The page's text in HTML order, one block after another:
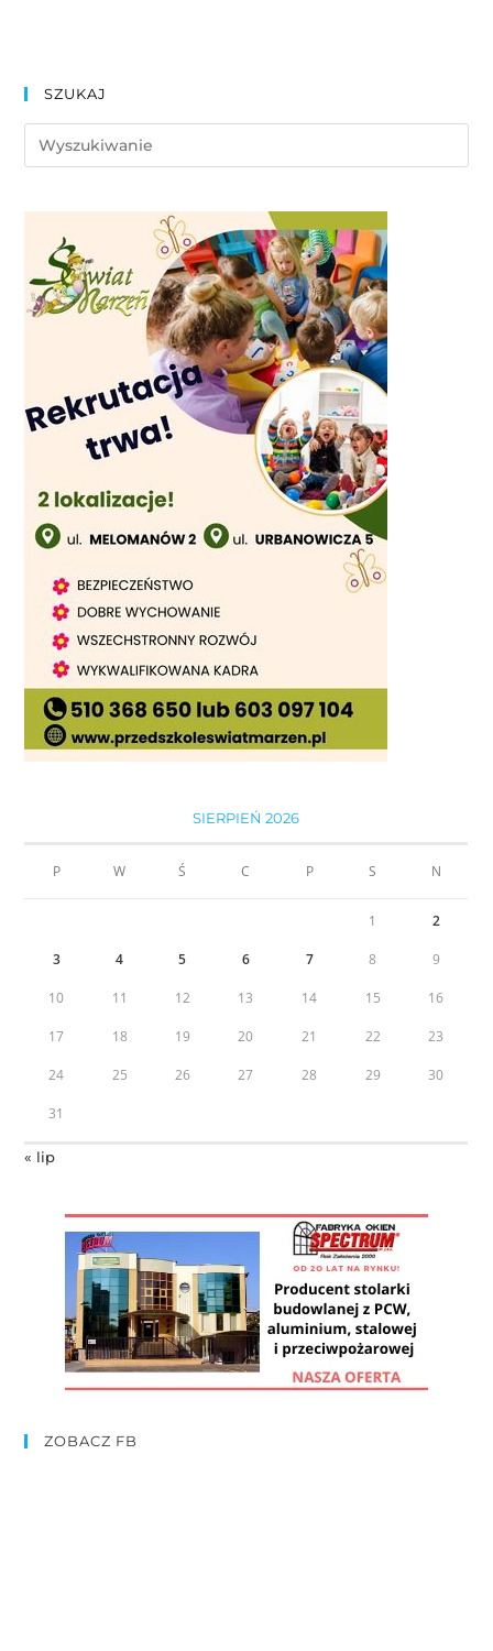
SZUKAJ
SIERPIEŃ 2026
P W Ś C P S N
1 2
3 4 5 6 7 8 9
10 11 12 13 14 15 16
17 18 19 20 21 22 23
24 25 26 27 28 29 30
31
« lip
ZOBACZ FB